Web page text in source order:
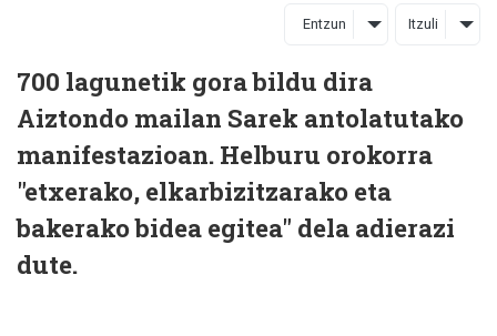
Entzun Itzuli
700 lagunetik gora bildu dira
Aiztondo mailan Sarek antolatutako
manifestazioan. Helburu orokorra
"etxerako, elkarbizitzarako eta
bakerako bidea egitea" dela adierazi
dute.